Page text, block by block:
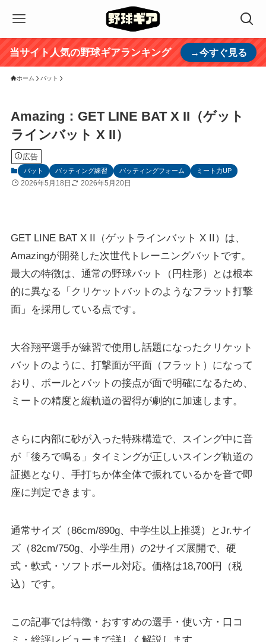
当サイト人気の野球ギアランキング →今すぐ見る
ホーム バット
Amazing：GET LINE BAT X II（ゲット
ラインバット X II）
広告
バット バッティング練習 バッティングフォーム ミート力UP
2026年5月18日 2026年5月20日
GET LINE BAT X II（ゲットラインバット X II）は、
Amazingが開発した次世代トレーニングバットです。
最大の特徴は、通常の野球バット（円柱形）とは根本
的に異なる「クリケットバットのようなフラット打撃
面」を採用している点です。
大谷翔平選手が練習で使用し話題になったクリケット
バットのように、打撃面が平面（フラット）になって
おり、ボールとバットの接点が面で明確になるため、
ミートの精度と縦軌道の習得が劇的に加速します。
さらに内部に砂が入った特殊構造で、スイング中に音
が「後ろで鳴る」タイミングが正しいスイング軌道の
証拠となり、手打ちか体全体で振れているかを音で即
座に判定できます。
通常サイズ（86cm/890g、中学生以上推奨）とJr.サイ
ズ（82cm/750g、小学生用）の2サイズ展開で、硬
式・軟式・ソフトボール対応。価格は18,700円（税
込）です。
この記事では特徴・おすすめの選手・使い方・口コ